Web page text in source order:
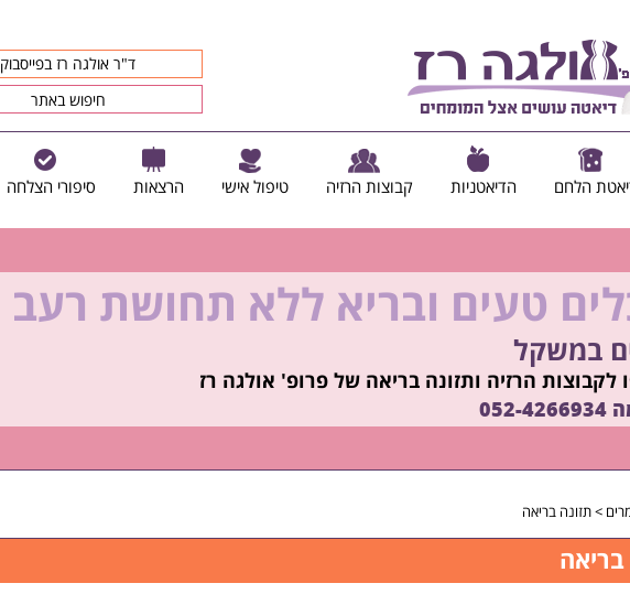
ד"ר אולגה רז בפייסבוק
הלחם הדיאטניות קבוצות הרזיה טיפול אישי הרצאות סיפורי הצלחה
מוכנות לקיץ הזה ולזה שאחריו!
ד"ר אולגה רז
איך?
052-4266934
טעים ובריא ללא תחושת רעב
במשקל
לקבוצות הרזיה ותזונה בריאה של פרופ' אולגה רז
052-4266934
>תזונה בריאה
בריאה